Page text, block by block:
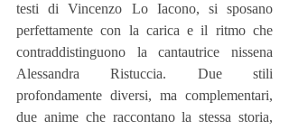
testi di Vincenzo Lo Iacono, si sposano
perfettamente con la carica e il ritmo che
contraddistinguono la cantautrice nissena
Alessandra Ristuccia. Due stili
profondamente diversi, ma complementari,
due anime che raccontano la stessa storia,